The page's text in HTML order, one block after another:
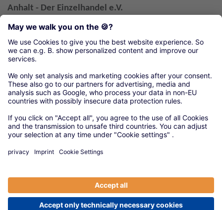
Anhalt - Der Einzelhandel e.V.
Breiter Weg 232A
39104 Magdeburg
Tel.: 0391 5619631
Fax: 0391 5430266
© 2020 Versorgungswerke|Anbieter|Datenschutz|
Cookie-Einstellungen